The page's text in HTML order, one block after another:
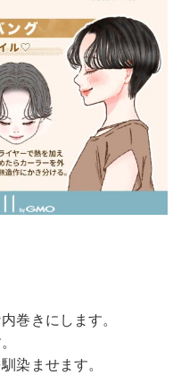
きにします。
ませます。